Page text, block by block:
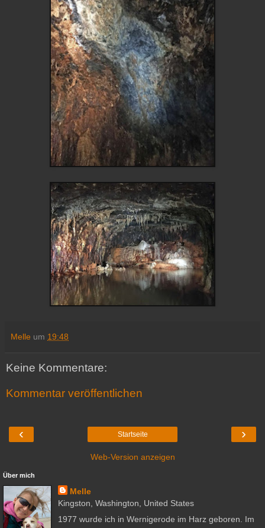
Melle um 19:48
Keine Kommentare:
Kommentar veröffentlichen
‹ ›
Startseite
Web-Version anzeigen
Über mich
Melle
Kingston, Washington, United States
1977 wurde ich in Wernigerode im Harz geboren. Im